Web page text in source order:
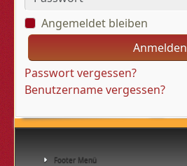
Footer Menü
Angemeldet bleiben
Anmelden
Passwort vergessen?
Benutzername vergessen?